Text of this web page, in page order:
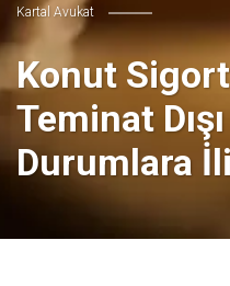
Kartal Avukat
Konut
Teminat
Durumlara